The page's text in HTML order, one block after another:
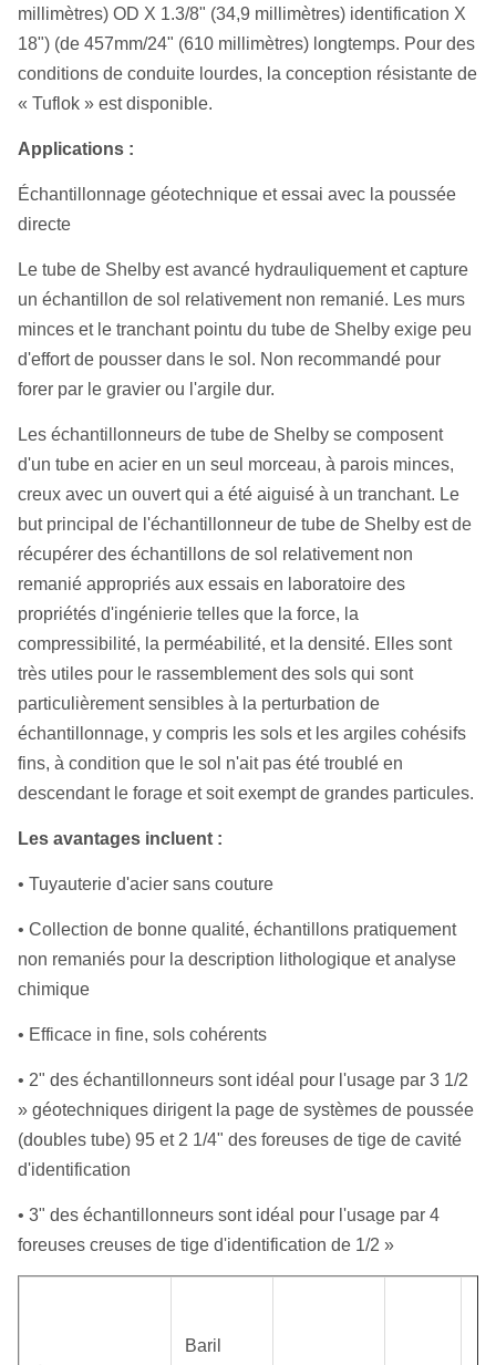
millimètres) OD X 1.3/8" (34,9 millimètres) identification X
18") (de 457mm/24" (610 millimètres) longtemps. Pour des
conditions de conduite lourdes, la conception résistante de
« Tuflok » est disponible.
Applications :
Échantillonnage géotechnique et essai avec la poussée
directe
Le tube de Shelby est avancé hydrauliquement et capture
un échantillon de sol relativement non remanié. Les murs
minces et le tranchant pointu du tube de Shelby exige peu
d'effort de pousser dans le sol. Non recommandé pour
forer par le gravier ou l'argile dur.
Les échantillonneurs de tube de Shelby se composent
d'un tube en acier en un seul morceau, à parois minces,
creux avec un ouvert qui a été aiguisé à un tranchant. Le
but principal de l'échantillonneur de tube de Shelby est de
récupérer des échantillons de sol relativement non
remanié appropriés aux essais en laboratoire des
propriétés d'ingénierie telles que la force, la
compressibilité, la perméabilité, et la densité. Elles sont
très utiles pour le rassemblement des sols qui sont
particulièrement sensibles à la perturbation de
échantillonnage, y compris les sols et les argiles cohésifs
fins, à condition que le sol n'ait pas été troublé en
descendant le forage et soit exempt de grandes particules.
Les avantages incluent :
• Tuyauterie d'acier sans couture
• Collection de bonne qualité, échantillons pratiquement
non remaniés pour la description lithologique et analyse
chimique
• Efficace in fine, sols cohérents
• 2" des échantillonneurs sont idéal pour l'usage par 3 1/2
» géotechniques dirigent la page de systèmes de poussée
(doubles tube) 95 et 2 1/4" des foreuses de tige de cavité
d'identification
• 3" des échantillonneurs sont idéal pour l'usage par 4
foreuses creuses de tige d'identification de 1/2 »
Baril